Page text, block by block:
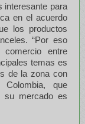
interesante para
en el acuerdo
los productos
“Por eso
entre
temas es
de la zona con
que
su mercado es